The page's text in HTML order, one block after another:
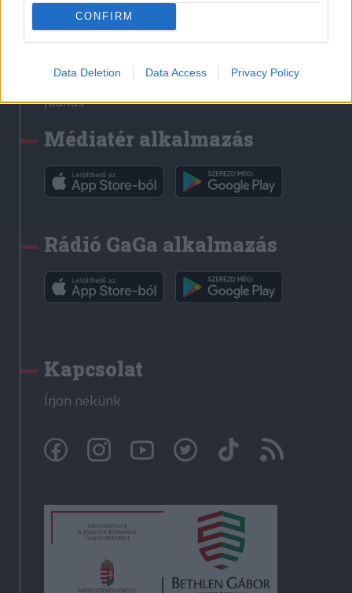
CONFIRM
Data Deletion Data Access Privacy Policy
Erdélyi Napló
Főtér
Rádió GaGa
Jóállás
Médiatér alkalmazás
Rádió GaGa alkalmazás
Kapcsolat
Írjon nekünk